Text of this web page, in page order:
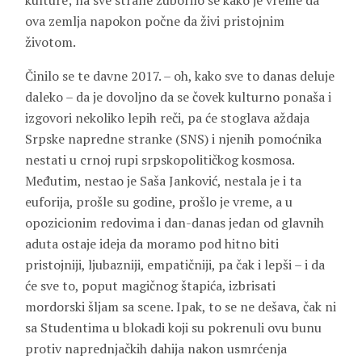
ova zemlja napokon počne da živi pristojnim
životom.
Činilo se te davne 2017. – oh, kako sve to danas deluje
daleko – da je dovoljno da se čovek kulturno ponaša i
izgovori nekoliko lepih reči, pa će stoglava aždaja
Srpske napredne stranke (SNS) i njenih pomoćnika
nestati u crnoj rupi srpskopolitičkog kosmosa.
Međutim, nestao je Saša Janković, nestala je i ta
euforija, prošle su godine, prošlo je vreme, a u
opozicionim redovima i dan-danas jedan od glavnih
aduta ostaje ideja da moramo pod hitno biti
pristojniji, ljubazniji, empatičniji, pa čak i lepši – i da
će sve to, poput magičnog štapića, izbrisati
mordorski šljam sa scene. Ipak, to se ne dešava, čak ni
sa Studentima u blokadi koji su pokrenuli ovu bunu
protiv naprednjačkih dahija nakon usmrćenja